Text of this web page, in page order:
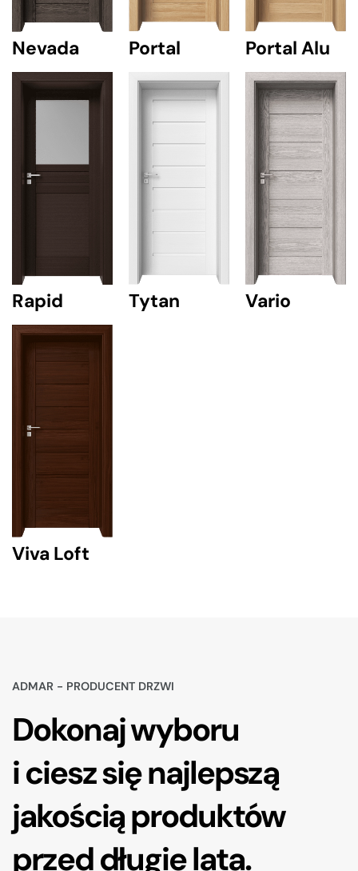
Nevada Portal Portal Alu
Rapid Tytan Vario
Viva Loft
ADMAR - PRODUCENT DRZWI
Dokonaj wyboru
i ciesz się najlepszą
jakością produktów
przed długie lata.